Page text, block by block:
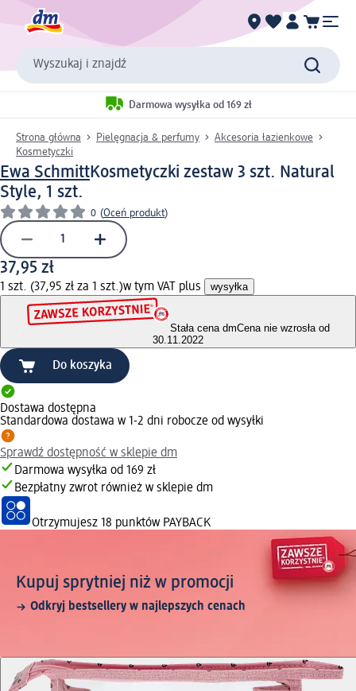
Wyszukaj i znajdź
Darmowa wysyłka od 169 zł
Strona główna Pielęgnacja & perfumy
Akcesoria łazienkowe
Kosmetyczki
Ewa SchmittKosmetyczki zestaw 3 szt. Natural
Style, 1 szt.
0 (Oceń produkt)
37,95 zł
1 szt. (37,95 zł za 1 szt.)w tym VAT plus wysyłka
Stała cena dmCena nie wzrosła od
30.11.2022
Do koszyka
Dostawa dostępna
Standardowa dostawa w 1-2 dni robocze od wysyłki
Sprawdź dostępność w sklepie dm
Darmowa wysyłka od 169 zł
Bezpłatny zwrot również w sklepie dm
Otrzymujesz 18 punktów PAYBACK
Kupuj sprytniej niż w promocji
Odkryj bestsellery w najlepszych cenach